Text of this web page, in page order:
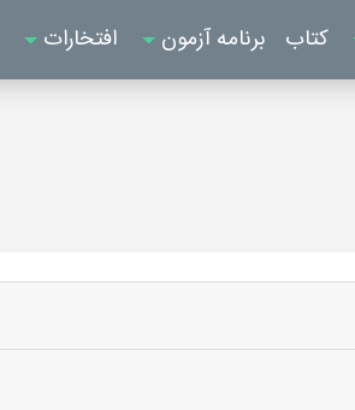
کتاب برنامه آزمون افتخارات